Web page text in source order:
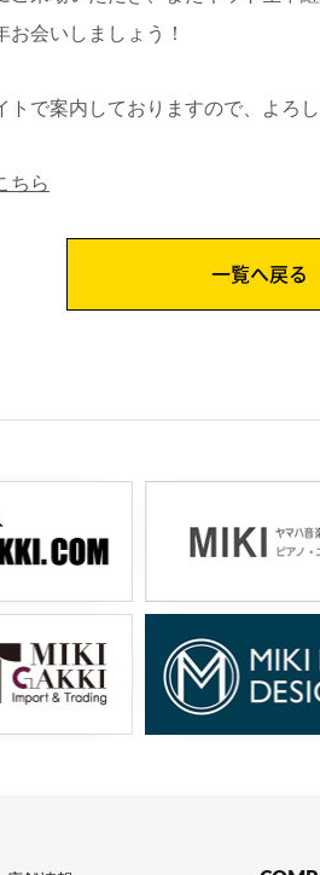
会いしましょう！
トで案内しておりますので、よろし
ちら
一覧へ戻る